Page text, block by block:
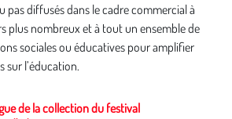
pas diffusés dans le cadre commercial à
plus nombreux et à tout un ensemble de
sociales ou éducatives pour amplifier
sur l’éducation.
de la collection du festival